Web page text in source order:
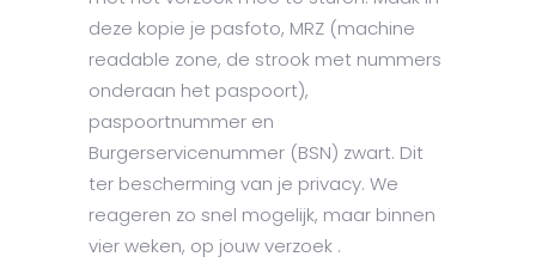
deze kopie je pasfoto, MRZ (machine
readable zone, de strook met nummers
onderaan het paspoort),
paspoortnummer en
Burgerservicenummer (BSN) zwart. Dit
ter bescherming van je privacy. We
reageren zo snel mogelijk, maar binnen
vier weken, op jouw verzoek .